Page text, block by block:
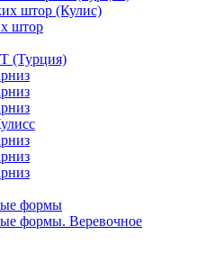
штор (Кулис)
штор
(Турция)
формы
формы. Веревочное